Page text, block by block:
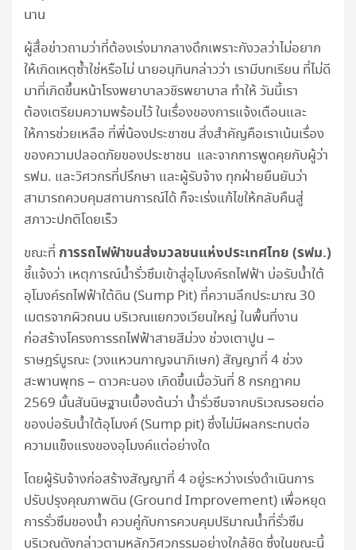
นาน
ผู้สื่อข่าวถามว่าที่ต้องเร่งมากลางดึกเพราะกังวลว่าไม่อยาก
ให้เกิดเหตุซ้ำใช่หรือไม่ นายอนุทินกล่าวว่า เรามีบทเรียน ที่ไม่ดี
มาที่เกิดขึ้นหน้าโรงพยาบาลวชิรพยาบาล ทำให้ วันนี้เรา
ต้องเตรียมความพร้อมไว้ ในเรื่องของการแจ้งเตือนและ
ให้การช่วยเหลือ ที่พี่น้องประชาชน สิ่งสำคัญคือเราเน้นเรื่อง
ของความปลอดภัยของประชาชน และจากการพูดคุยกับผู้ว่า
รฟม. และวิศวกรที่ปรึกษา และผู้รับจ้าง ทุกฝ่ายยืนยันว่า
สามารถควบคุมสถานการณ์ได้ ก็จะเร่งแก้ไขให้กลับคืนสู่
สภาวะปกติโดยเร็ว
ขณะที่ การรถไฟฟ้าขนส่งมวลชนแห่งประเทศไทย (รฟม.)
ชี้แจ้งว่า เหตุการณ์น้ำรั่วซึมเข้าสู่อุโมงค์รถไฟฟ้า บ่อรับน้ำใต้
อุโมงค์รถไฟฟ้าใต้ดิน (Sump Pit) ที่ความลึกประมาณ 30
เมตรจากผิวถนน บริเวณแยกวงเวียนใหญ่ ในพื้นที่งาน
ก่อสร้างโครงการรถไฟฟ้าสายสีม่วง ช่วงเตาปูน –
ราษฎร์บูรณะ (วงแหวนกาญจนาภิเษก) สัญญาที่ 4 ช่วง
สะพานพุทธ – ดาวคะนอง เกิดขึ้นเมื่อวันที่ 8 กรกฎาคม
2569 นั้นสันนิษฐานเบื้องต้นว่า น้ำรั่วซึมจากบริเวณรอยต่อ
ของบ่อรับน้ำใต้อุโมงค์ (Sump pit) ซึ่งไม่มีผลกระทบต่อ
ความแข็งแรงของอุโมงค์แต่อย่างใด
โดยผู้รับจ้างก่อสร้างสัญญาที่ 4 อยู่ระหว่างเร่งดำเนินการ
ปรับปรุงคุณภาพดิน (Ground Improvement) เพื่อหยุด
การรั่วซึมของน้ำ ควบคู่กับการควบคุมปริมาณน้ำที่รั่วซึม
บริเวณดังกล่าวตามหลักวิศวกรรมอย่างใกล้ชิด ซึ่งในขณะนี้